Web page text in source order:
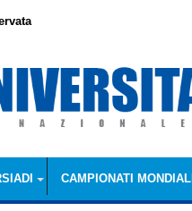
CAMPIONATI MONDIALI